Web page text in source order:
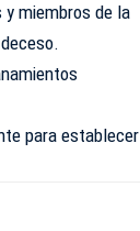
y miembros de la
para establecer